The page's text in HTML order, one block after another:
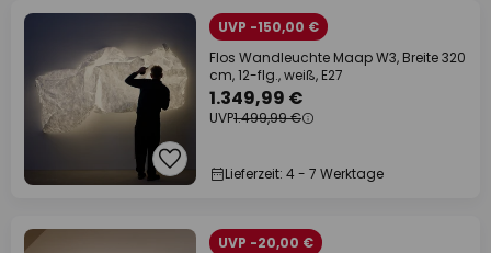
UVP -150,00 €
Flos Wandleuchte Maap W3, Breite 320
cm, 12-flg., weiß, E27
1.349,99 €
UVP1.499,99 €
Lieferzeit: 4 - 7 Werktage
UVP -20,00 €